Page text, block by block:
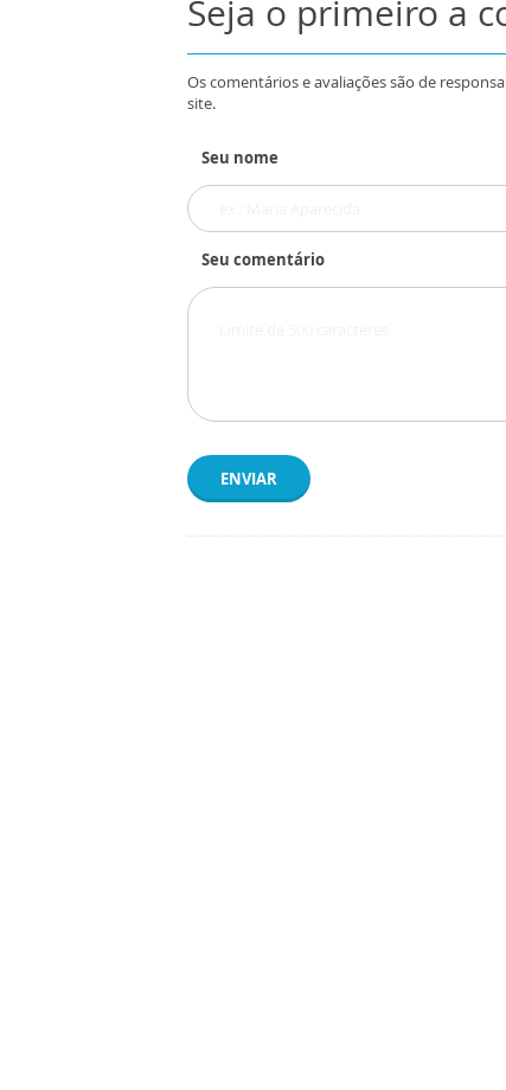
Seja o primeiro a
Os comentários e avaliações são de
site.
Seu nome
Seu comentário
ENVIAR